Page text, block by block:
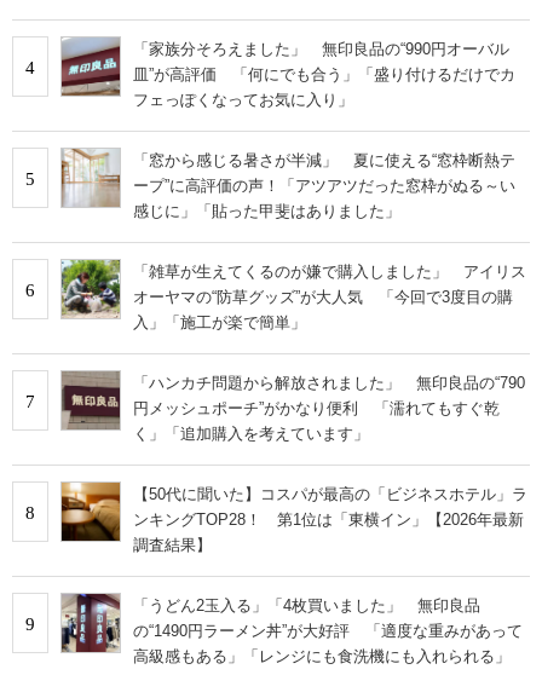
4
「家族分そろえました」 無印良品の“990円オーバル
皿”が高評価 「何にでも合う」「盛り付けるだけでカ
フェっぽくなってお気に入り」
5
「窓から感じる暑さが半減」 夏に使える“窓枠断熱テ
ープ”に高評価の声！「アツアツだった窓枠がぬる～い
感じに」「貼った甲斐はありました」
6
「雑草が生えてくるのが嫌で購入しました」 アイリス
オーヤマの“防草グッズ”が大人気 「今回で3度目の購
入」「施工が楽で簡単」
7
「ハンカチ問題から解放されました」 無印良品の“790
円メッシュポーチ”がかなり便利 「濡れてもすぐ乾
く」「追加購入を考えています」
8
【50代に聞いた】コスパが最高の「ビジネスホテル」ラ
ンキングTOP28！ 第1位は「東横イン」【2026年最新
調査結果】
9
「うどん2玉入る」「4枚買いました」 無印良品
の“1490円ラーメン丼”が大好評 「適度な重みがあって
高級感もある」「レンジにも食洗機にも入れられる」